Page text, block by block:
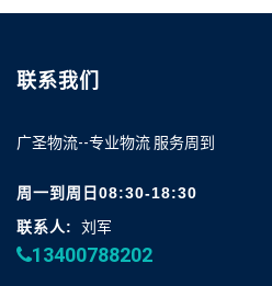
联系我们
广圣物流--专业物流 服务周到
周一到周日08:30-18:30
联系人:
刘军
13400788202